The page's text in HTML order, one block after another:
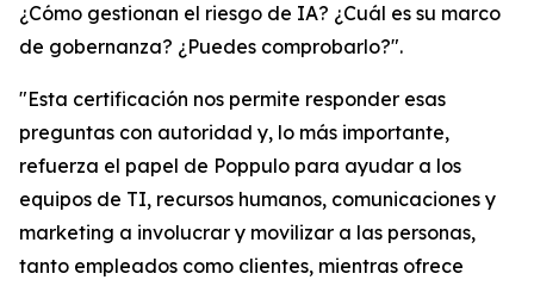
¿Cómo gestionan el riesgo de IA? ¿Cuál es su marco
de gobernanza? ¿Puedes comprobarlo?".
"Esta certificación nos permite responder esas
preguntas con autoridad y, lo más importante,
refuerza el papel de Poppulo para ayudar a los
equipos de TI, recursos humanos, comunicaciones y
marketing a involucrar y movilizar a las personas,
tanto empleados como clientes, mientras ofrece